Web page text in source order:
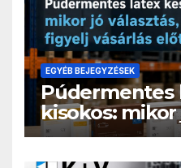
EGYÉB BEJEGYZÉSEK
Púdermentes
kisokos: mikor
mire figyelj